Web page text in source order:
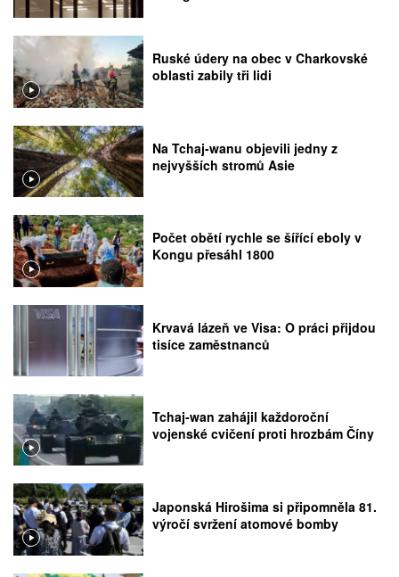
Ruské údery na obec v Charkovské
oblasti zabily tři lidi
Na Tchaj-wanu objevili jedny z
nejvyšších stromů Asie
Počet obětí rychle se šířící eboly v
Kongu přesáhl 1800
Krvavá lázeň ve Visa: O práci přijdou
tisíce zaměstnanců
Tchaj-wan zahájil každoroční
vojenské cvičení proti hrozbám Číny
Japonská Hirošima si připomněla 81.
výročí svržení atomové bomby